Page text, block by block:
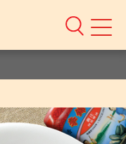
Mobile